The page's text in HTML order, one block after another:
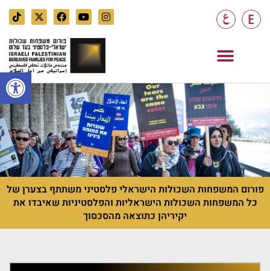
פתח
AR
פורום המשפחות השכולות הישראלי פלסטיני משתתף בצערן של
כל המשפחות השכולות הישראליות והפלסטיניות שאיבדו את
יקיריהן כתוצאה מהסכסוך